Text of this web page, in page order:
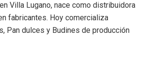
Villa Lugano, nace como distribuidora
fabricantes. Hoy comercializa
Pan dulces y Budines de producción